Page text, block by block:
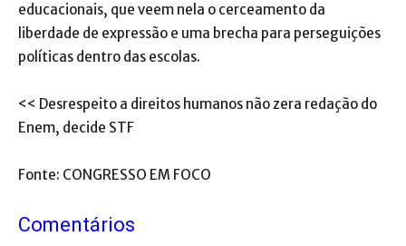
educacionais, que veem nela o cerceamento da
liberdade de expressão e uma brecha para perseguições
políticas dentro das escolas.
<< Desrespeito a direitos humanos não zera redação do
Enem, decide STF
Fonte: CONGRESSO EM FOCO
Comentários